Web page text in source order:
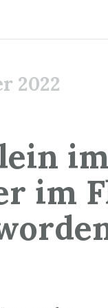
2022
im